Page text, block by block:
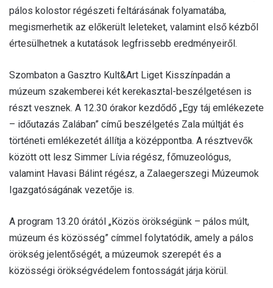
pálos kolostor régészeti feltárásának folyamatába,
megismerhetik az előkerült leleteket, valamint első kézből
értesülhetnek a kutatások legfrissebb eredményeiről.
Szombaton a Gasztro Kult&Art Liget Kisszínpadán a
múzeum szakemberei két kerekasztal-beszélgetésen is
részt vesznek. A 12.30 órakor kezdődő „Egy táj emlékezete
– időutazás Zalában” című beszélgetés Zala múltját és
történeti emlékezetét állítja a középpontba. A résztvevők
között ott lesz Simmer Lívia régész, főmuzeológus,
valamint Havasi Bálint régész, a Zalaegerszegi Múzeumok
Igazgatóságának vezetője is.
A program 13.20 órától „Közös örökségünk – pálos múlt,
múzeum és közösség” címmel folytatódik, amely a pálos
örökség jelentőségét, a múzeumok szerepét és a
közösségi örökségvédelem fontosságát járja körül.